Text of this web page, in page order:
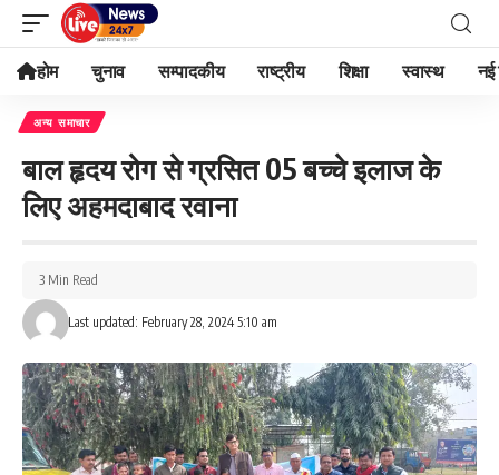
होम चुनाव सम्पादकीय राष्ट्रीय शिक्षा स्वास्थ नई
अन्य समाचार
बाल हृदय रोग से ग्रसित 05 बच्चे इलाज के
लिए अहमदाबाद रवाना
Last updated: February 28, 2024 5:10 am
3 Min Read